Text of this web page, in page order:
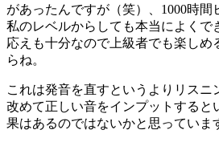
があったんですが（笑）、1000時間
私のレベルからしても本当によくで
応えも十分なので上級者でも楽しめ
らね。
これは発音を直すというよりリスニ
改めて正しい音をインプットすると
果はあるのではないかと思っていま